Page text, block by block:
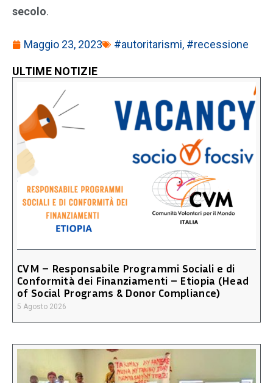
secolo.
Maggio 23, 2023 #autoritarismi, #recessione
ULTIME NOTIZIE
CVM – Responsabile Programmi Sociali e di
Conformità dei Finanziamenti – Etiopia (Head
of Social Programs & Donor Compliance)
5 Agosto 2026